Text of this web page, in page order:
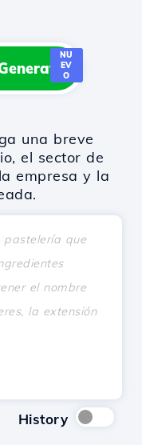
NU
EV
O
una breve
el sector de
empresa y la
History